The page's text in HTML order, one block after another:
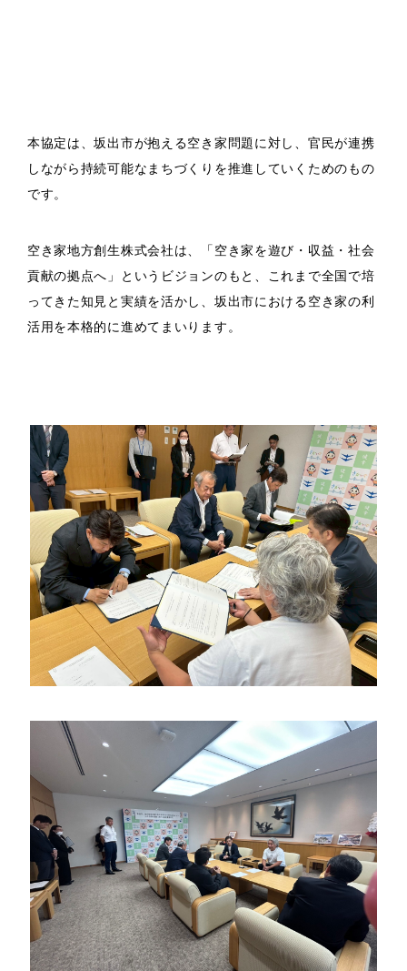
本協定は、坂出市が抱える空き家問題に対し、官民が連携
しながら持続可能なまちづくりを推進していくためのもの
です。
空き家地方創生株式会社は、「空き家を遊び・収益・社会
貢献の拠点へ」というビジョンのもと、これまで全国で培
ってきた知見と実績を活かし、坂出市における空き家の利
活用を本格的に進めてまいります。